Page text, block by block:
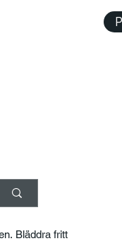
Bläddra fritt